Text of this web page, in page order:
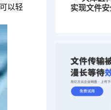
以轻
实现文件